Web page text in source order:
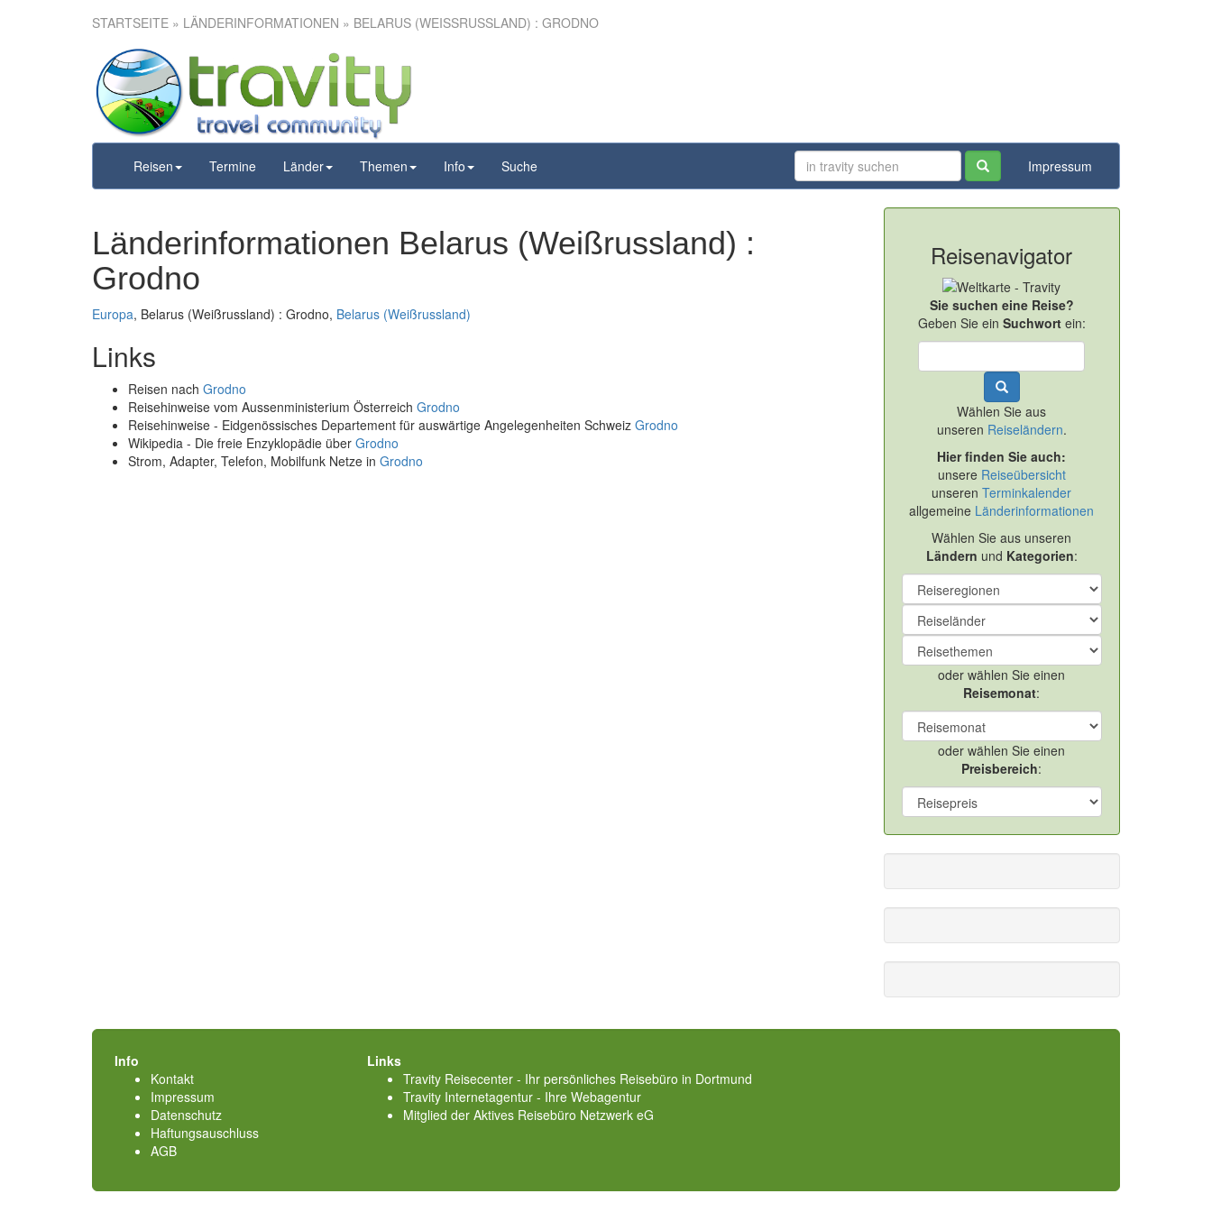
STARTSEITE » LÄNDERINFORMATIONEN » BELARUS (WEISSRUSSLAND) : GRODNO
Reisen Termine Länder Themen Info Suche Impressum
Länderinformationen Belarus (Weißrussland) :
Grodno
Europa, Belarus (Weißrussland) : Grodno, Belarus (Weißrussland)
Links
Reisen nach Grodno
Reisehinweise vom Aussenministerium Österreich Grodno
Reisehinweise - Eidgenössisches Departement für auswärtige Angelegenheiten Schweiz Grodno
Wikipedia - Die freie Enzyklopädie über Grodno
Strom, Adapter, Telefon, Mobilfunk Netze in Grodno
Reisenavigator
Sie suchen eine Reise?
Geben Sie ein Suchwortein:
Wählen Sie aus
unseren Reiseländern.
Hier finden Sie auch:
unsere Reiseübersicht
unserenTerminkalender
allgemeine Länderinformationen
Wählen Sie aus unseren
Ländern und Kategorien:
oder wählen Sie einen
Reisemonat:
oder wählen Sie einen
Preisbereich:
Info
Kontakt
Impressum
Datenschutz
Haftungsauschluss
AGB
Links
Travity Reisecenter - Ihr persönliches Reisebüro in Dortmund
Travity Internetagentur - Ihre Webagentur
Mitglied der Aktives Reisebüro Netzwerk eG